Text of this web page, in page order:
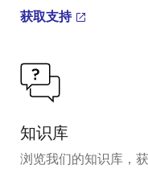
获取支持
知识库
浏览我们的知识库，